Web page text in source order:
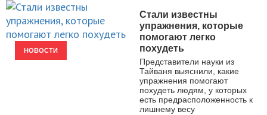
НОВОСТИ
Стали известны
упражнения, которые
помогают легко
похудеть
Представители науки из
Тайваня выяснили, какие
упражнения помогают
похудеть людям, у которых
есть предрасположенность к
лишнему весу